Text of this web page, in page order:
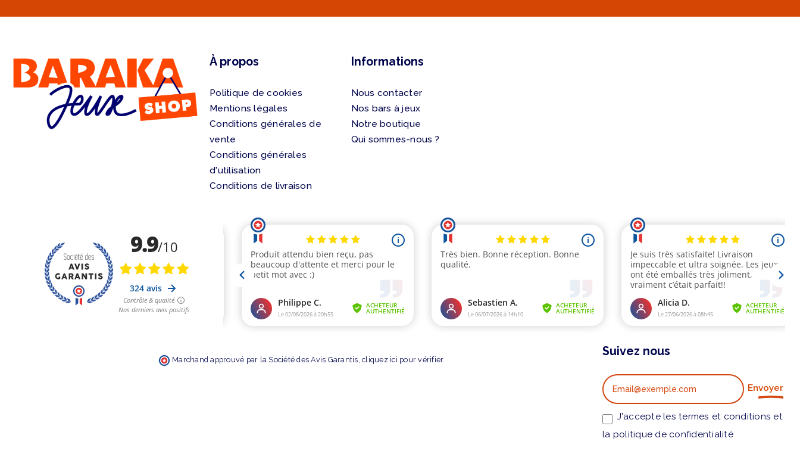
À propos
Politique de cookies
Mentions légales
Conditions générales de
vente
Conditions générales
d'utilisation
Conditions de livraison
Informations
Nous contacter
Nos bars à jeux
Notre boutique
Qui sommes-nous ?
Marchand approuvé par la Société des Avis Garantis, cliquez ici pour vérifier.
Suivez nous
Envoyer
J'accepte les termes et conditions et
la politique de confidentialité